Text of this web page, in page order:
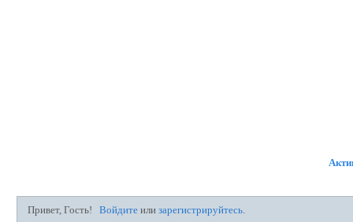
Привет, Гость! Войдите илизарегистрируйтесь.